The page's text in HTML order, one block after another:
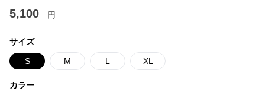
5,100 円
サイズ
S M L XL
カラー